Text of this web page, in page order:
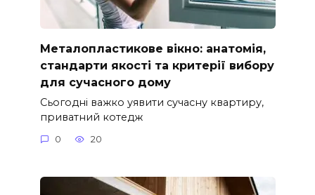
Металопластикове вікно: анатомія,
стандарти якості та критерії вибору
для сучасного дому
Сьогодні важко уявити сучасну квартиру,
приватний котедж
0 20